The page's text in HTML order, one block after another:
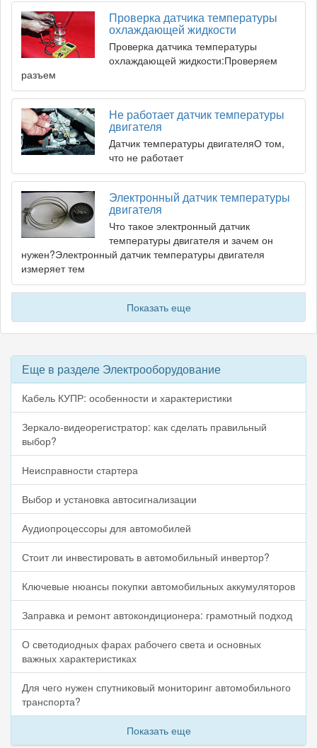
Проверка датчика температуры
охлаждающей жидкости
Проверка датчика температуры
охлаждающей жидкости:Проверяем
разъем
Не работает датчик температуры
двигателя
Датчик температуры двигателяО том,
что не работает
Электронный датчик температуры
двигателя
Что такое электронный датчик
температуры двигателя и зачем он
нужен?Электронный датчик температуры двигателя
измеряет тем
Показать еще
Еще в разделе Электрооборудование
Кабель КУПР: особенности и характеристики
Зеркало-видеорегистратор: как сделать правильный
выбор?
Неисправности стартера
Выбор и установка автосигнализации
Аудиопроцессоры для автомобилей
Стоит ли инвестировать в автомобильный инвертор?
Ключевые нюансы покупки автомобильных аккумуляторов
Заправка и ремонт автокондиционера: грамотный подход
О светодиодных фарах рабочего света и основных
важных характеристиках
Для чего нужен спутниковый мониторинг автомобильного
транспорта?
Показать еще